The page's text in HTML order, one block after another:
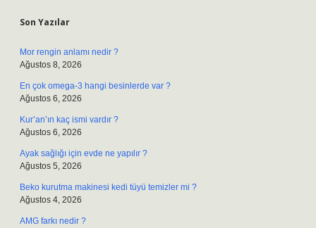
Son Yazılar
Mor rengin anlamı nedir ?
Ağustos 8, 2026
En çok omega-3 hangi besinlerde var ?
Ağustos 6, 2026
Kur’an’ın kaç ismi vardır ?
Ağustos 6, 2026
Ayak sağlığı için evde ne yapılır ?
Ağustos 5, 2026
Beko kurutma makinesi kedi tüyü temizler mi ?
Ağustos 4, 2026
AMG farkı nedir ?